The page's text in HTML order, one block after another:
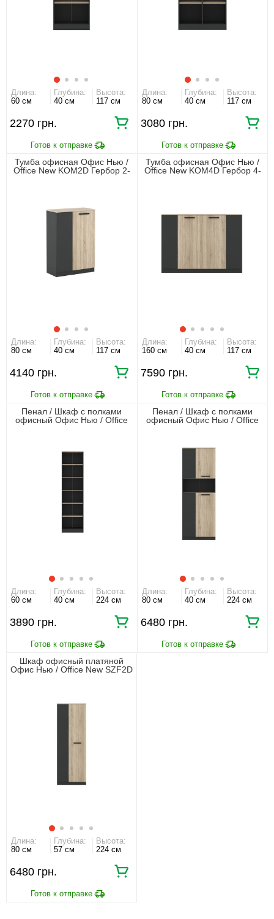
Длина:
60 см
Глубина:
40 см
Высота:
117 см
2270 грн.
Длина:
80 см
Глубина:
40 см
Высота:
117 см
3080 грн.
Тумба офисная Офис Нью /
Office New KOM2D Гербор 2-
Длина:
80 см
Глубина:
40 см
Высота:
117 см
4140 грн.
Тумба офисная Офис Нью /
Office New KOM4D Гербор 4-
Длина:
160 см
Глубина:
40 см
Высота:
117 см
7590 грн.
Пенал / Шкаф с полками
офисный Офис Нью / Office
Длина:
60 см
Глубина:
40 см
Высота:
224 см
3890 грн.
Пенал / Шкаф с полками
офисный Офис Нью / Office
Длина:
80 см
Глубина:
40 см
Высота:
224 см
6480 грн.
Шкаф офисный платяной
Офис Нью / Office New SZF2D
Длина:
80 см
Глубина:
57 см
Высота:
224 см
6480 грн.